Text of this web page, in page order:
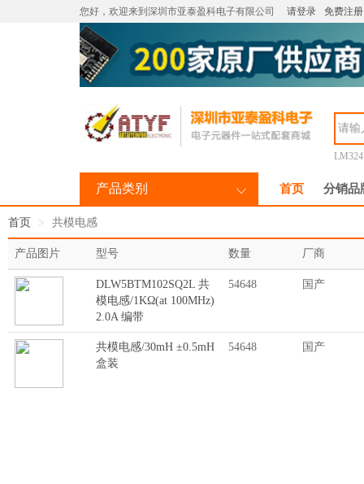
您好，欢迎来到深圳市亚泰盈科电子有限公司 请登录 免费注册
产品类别 首页 分销品
首页 共模电感
产品图片 型号 数量 厂商
DLW5BTM102SQ2L 共
模电感/1KΩ(at 100MHz)
2.0A 编带
54648 国产
共模电感/30mH ±0.5mH
盒装
54648 国产